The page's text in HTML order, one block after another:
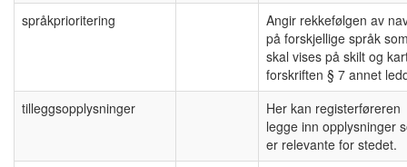
språkprioritering
Angir rekkefølgen av
på forskjellige språk
skal vises på skilt og
forskriften § 7 annet
tilleggsopplysninger
Her kan registerføreren
legge inn opplysninger
er relevante for stedet.